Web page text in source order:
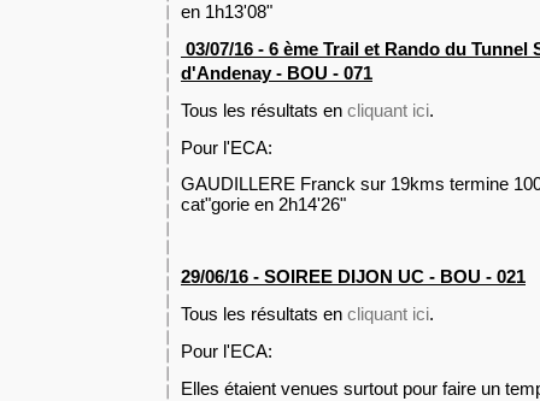
en 1h13'08"
03/07/16 - 6 ème Trail et Rando du Tunnel
d'Andenay - BOU - 071
Tous les résultats en cliquant ici.
Pour l'ECA:
GAUDILLERE Franck sur 19kms termine
cat"gorie en 2h14'26"
29/06/16 - SOIREE DIJON UC - BOU - 021
Tous les résultats en cliquant ici.
Pour l'ECA:
Elles étaient venues surtout pour faire un